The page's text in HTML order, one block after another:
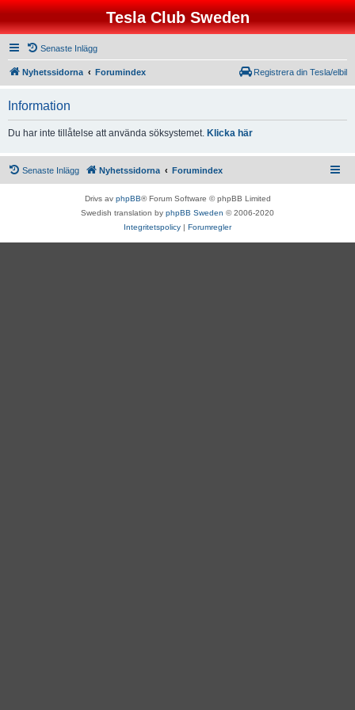
Tesla Club Sweden
Senaste Inlägg
Nyhetssidorna Forumindex Registrera din Tesla/elbil
Information
Du har inte tillåtelse att använda söksystemet. Klicka här
Senaste Inlägg Nyhetssidorna Forumindex
Drivs av phpBB® Forum Software © phpBB Limited
Swedish translation by phpBB Sweden © 2006-2020
Integritetspolicy | Forumregler